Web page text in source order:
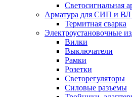
Светосигнальная
Арматура для СИП и ВЛ
Термитная сварка
Электроустановочные
Вилки
Выключатели
Рамки
Розетки
Светорегуляторы
Силовые разъемы